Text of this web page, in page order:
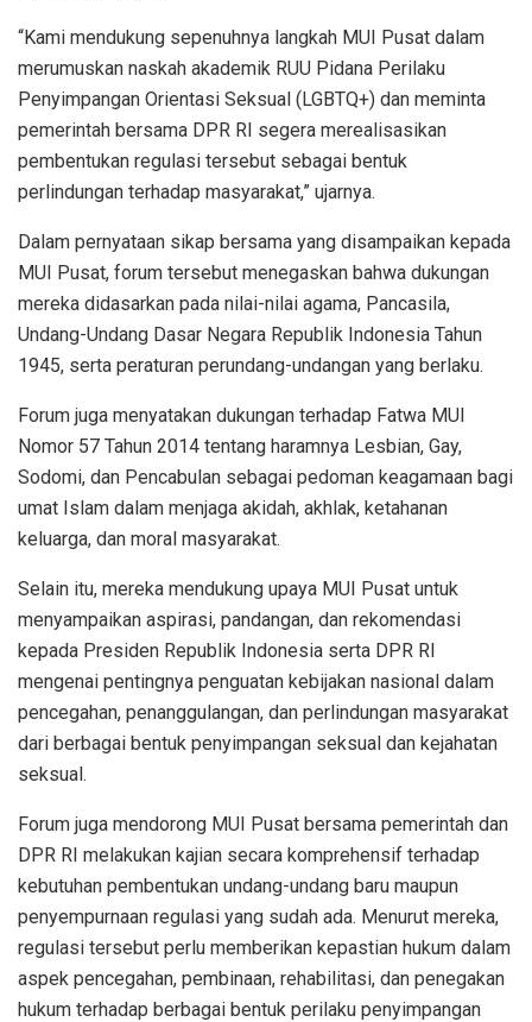
“Kami mendukung sepenuhnya langkah MUI Pusat dalam
merumuskan naskah akademik RUU Pidana Perilaku
Penyimpangan Orientasi Seksual (LGBTQ+) dan meminta
pemerintah bersama DPR RI segera merealisasikan
pembentukan regulasi tersebut sebagai bentuk
perlindungan terhadap masyarakat,” ujarnya.
Dalam pernyataan sikap bersama yang disampaikan kepada
MUI Pusat, forum tersebut menegaskan bahwa dukungan
mereka didasarkan pada nilai-nilai agama, Pancasila,
Undang-Undang Dasar Negara Republik Indonesia Tahun
1945, serta peraturan perundang-undangan yang berlaku.
Forum juga menyatakan dukungan terhadap Fatwa MUI
Nomor 57 Tahun 2014 tentang haramnya Lesbian, Gay,
Sodomi, dan Pencabulan sebagai pedoman keagamaan bagi
umat Islam dalam menjaga akidah, akhlak, ketahanan
keluarga, dan moral masyarakat.
Selain itu, mereka mendukung upaya MUI Pusat untuk
menyampaikan aspirasi, pandangan, dan rekomendasi
kepada Presiden Republik Indonesia serta DPR RI
mengenai pentingnya penguatan kebijakan nasional dalam
pencegahan, penanggulangan, dan perlindungan masyarakat
dari berbagai bentuk penyimpangan seksual dan kejahatan
seksual.
Forum juga mendorong MUI Pusat bersama pemerintah dan
DPR RI melakukan kajian secara komprehensif terhadap
kebutuhan pembentukan undang-undang baru maupun
penyempurnaan regulasi yang sudah ada. Menurut mereka,
regulasi tersebut perlu memberikan kepastian hukum dalam
aspek pencegahan, pembinaan, rehabilitasi, dan penegakan
hukum terhadap berbagai bentuk perilaku penyimpangan